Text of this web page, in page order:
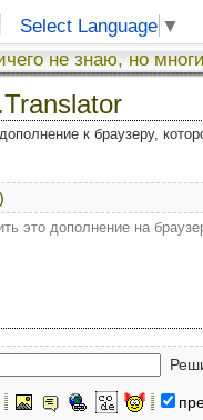
Select Language ▼
не знаю, но
к браузеру,
это дополнение на